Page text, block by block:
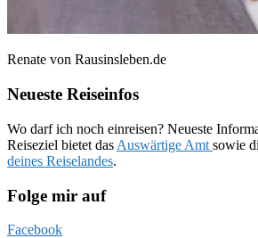
Renate von Rausinsleben.de
Neueste Reiseinfos
Wo darf ich noch einreisen? Neueste
Reiseziel bietet das Auswärtige Amt sowie
deines Reiselandes.
Folge mir auf
Facebook